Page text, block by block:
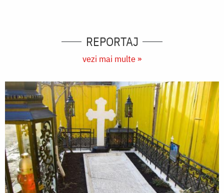
REPORTAJ
vezi mai multe »